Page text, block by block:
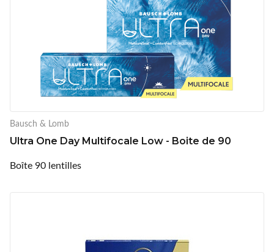
Bausch & Lomb
Ultra One Day Multifocale Low - Boite de 90
Boîte 90 lentilles